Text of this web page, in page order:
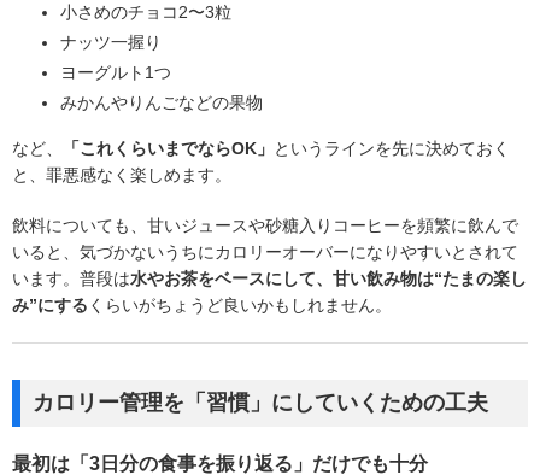
小さめのチョコ2〜3粒
ナッツ一握り
ヨーグルト1つ
みかんやりんごなどの果物
など、 「これくらいまでならOK」 というラインを先に決めておく
と、罪悪感なく楽しめます。
飲料についても、甘いジュースや砂糖入りコーヒーを頻繁に飲んで
いると、気づかないうちにカロリーオーバーになりやすいとされて
います。普段は水やお茶をベースにして、甘い飲み物は“たまの楽し
み”にする くらいがちょうど良いかもしれません。
カロリー管理を「習慣」にしていくための工夫
最初は「3日分の食事を振り返る」だけでも十分